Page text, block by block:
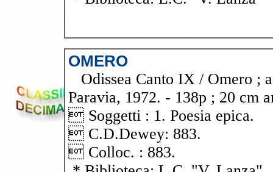
OMERO
Odissea Canto IX / Omero ;
Paravia, 1972. - 138p ; 20 cm
 Soggetti : 1. Poesia epica.
 C.D.Dewey: 883.
 Colloc. : 883.